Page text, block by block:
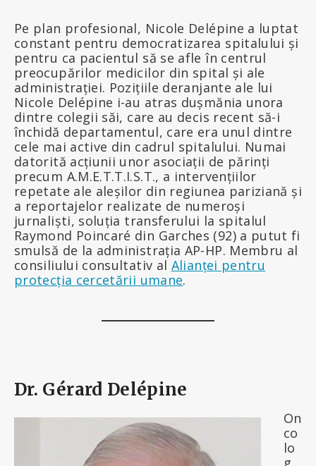
Pe plan profesional, Nicole Delépine a luptat
constant pentru democratizarea spitalului și
pentru ca pacientul să se afle în centrul
preocupărilor medicilor din spital și ale
administrației. Pozițiile deranjante ale lui
Nicole Delépine i-au atras dușmănia unora
dintre colegii săi, care au decis recent să-i
închidă departamentul, care era unul dintre
cele mai active din cadrul spitalului. Numai
datorită acțiunii unor asociații de părinți
precum A.M.E.T.T.I.S.T., a intervențiilor
repetate ale aleșilor din regiunea pariziană și
a reportajelor realizate de numeroși
jurnaliști, soluția transferului la spitalul
Raymond Poincaré din Garches (92) a putut fi
smulsă de la administrația AP-HP. Membru al
consiliului consultativ al Alianței pentru
protecția cercetării umane.
Dr. Gérard Delépine
On
co
lo
g,